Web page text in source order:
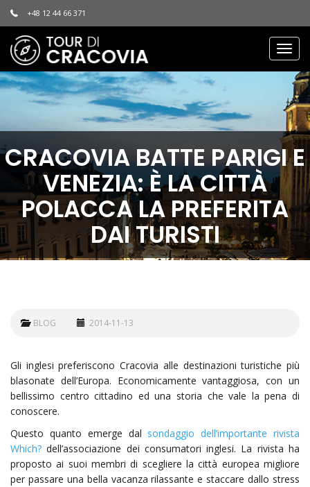
+48 12 44 66 371
CRACOVIA BATTE PARIGI E
VENEZIA: È LA CITTÀ
POLACCA LA PREFERITA
DAI TURISTI
BLOG 2014-11-13
Gli inglesi preferiscono Cracovia alle destinazioni turistiche più
blasonate dell’Europa. Economicamente vantaggiosa, con un
bellissimo centro cittadino ed una storia che vale la pena di
conoscere.
Questo quanto emerge dal sondaggio dell’importante rivista
Which? dell’associazione dei consumatori inglesi. La rivista ha
proposto ai suoi membri di scegliere la città europea migliore
per passare una bella vacanza rilassante e staccare dallo stress